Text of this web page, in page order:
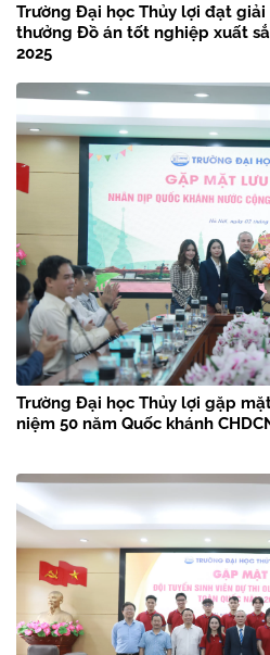
Trường Đại học Thủy lợi đạt giải
thưởng Đồ án tốt nghiệp xuất
2025
Trường Đại học Thủy lợi gặp
niệm 50 năm Quốc khánh